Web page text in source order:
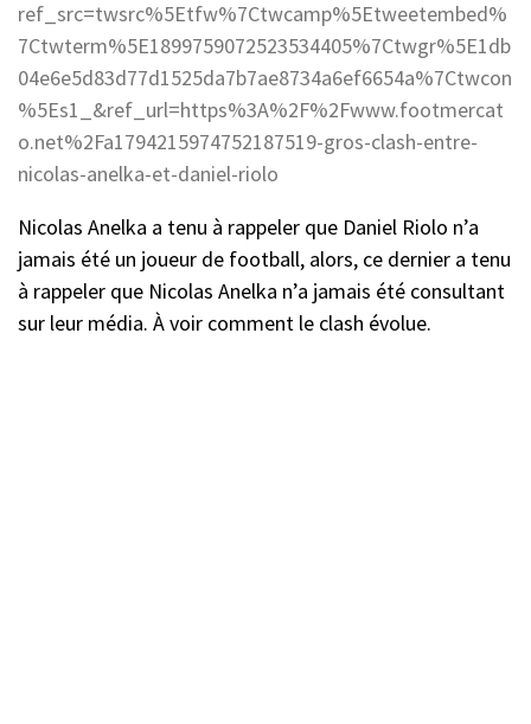
ref_src=twsrc%5Etfw%7Ctwcamp%5Etweetembed%
7Ctwterm%5E1899759072523534405%7Ctwgr%5E1db
04e6e5d83d77d1525da7b7ae8734a6ef6654a%7Ctwcon
%5Es1_&ref_url=https%3A%2F%2Fwww.footmercat
o.net%2Fa1794215974752187519-gros-clash-entre-
nicolas-anelka-et-daniel-riolo
Nicolas Anelka a tenu à rappeler que Daniel Riolo n’a
jamais été un joueur de football, alors, ce dernier a tenu
à rappeler que Nicolas Anelka n’a jamais été consultant
sur leur média. À voir comment le clash évolue.